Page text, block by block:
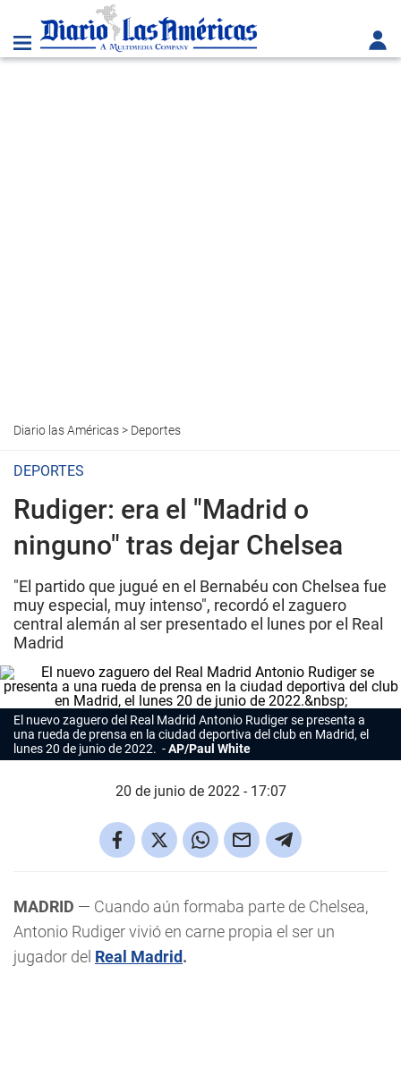
Diario las Américas> Deportes
DEPORTES
Rudiger: era el "Madrid o
ninguno" tras dejar Chelsea
"El partido que jugué en el Bernabéu con Chelsea fue
muy especial, muy intenso", recordó el zaguero
central alemán al ser presentado el lunes por el Real
Madrid
El nuevo zaguero del Real Madrid Antonio Rudiger se presenta a
una rueda de prensa en la ciudad deportiva del club en Madrid, el
lunes 20 de junio de 2022.
AP/Paul White
20 de junio de 2022 - 17:07
MADRID — Cuando aún formaba parte de Chelsea,
Antonio Rudiger vivió en carne propia el ser un
jugador del Real Madrid.